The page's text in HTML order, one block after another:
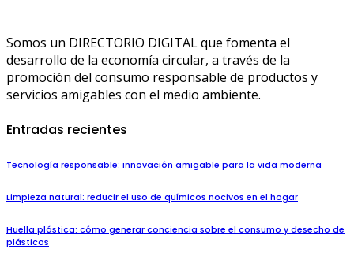
Somos un DIRECTORIO DIGITAL que fomenta el
desarrollo de la economía circular, a través de la
promoción del consumo responsable de productos y
servicios amigables con el medio ambiente.
Entradas recientes
Tecnología responsable: innovación amigable para la vida moderna
Limpieza natural: reducir el uso de químicos nocivos en el hogar
Huella plástica: cómo generar conciencia sobre el consumo y desecho de
plásticos